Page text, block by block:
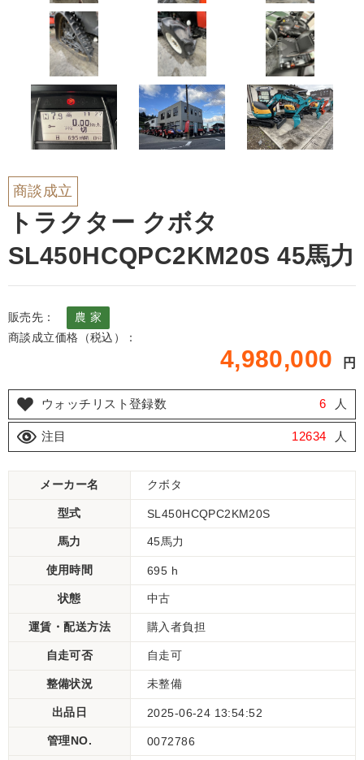
商談成立
トラクター クボタ
SL450HCQPC2KM20S 45馬力
販売先：
農 家
商談成立価格（税込）：
4,980,000 円
ウォッチリスト登録数 6 人
注目 12634 人
メーカー名 クボタ
型式 SL450HCQPC2KM20S
馬力 45馬力
使用時間 695 h
状態 中古
運賃・配送方法 購入者負担
自走可否 自走可
整備状況 未整備
出品日 2025-06-24 13:54:52
管理NO. 0072786